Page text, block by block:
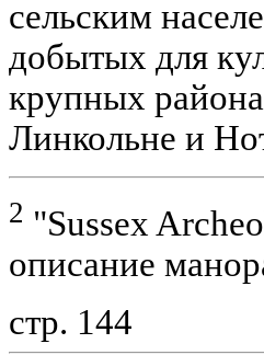
сельским
добытых для
крупных
Линкольне и
2 "Sussex
описание
стр. 144